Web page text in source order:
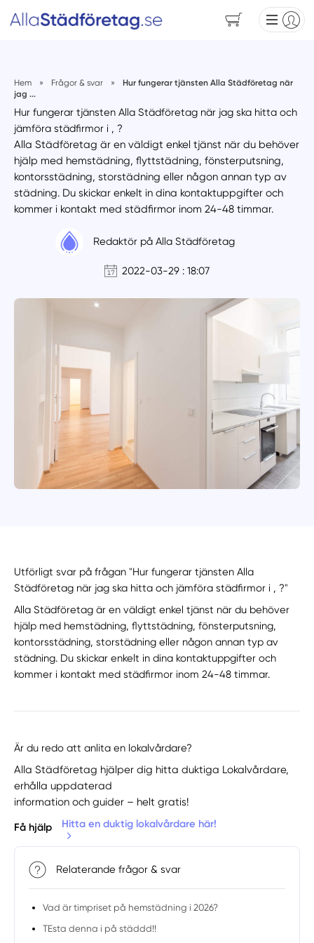
Hem » Frågor & svar »
Hur fungerar tjänsten Alla Städföretag när
jag ...
Hur fungerar tjänsten Alla Städföretag när jag ska hitta och
jämföra städfirmor i , ?
Alla Städföretag är en väldigt enkel tjänst när du behöver
hjälp med hemstädning, flyttstädning, fönsterputsning,
kontorsstädning, storstädning eller någon annan typ av
städning. Du skickar enkelt in dina kontaktuppgifter och
kommer i kontakt med städfirmor inom 24-48 timmar.
Redaktör på Alla Städföretag
2022-03-29 : 18:07
Utförligt svar på frågan "Hur fungerar tjänsten Alla
Städföretag när jag ska hitta och jämföra städfirmor i , ?"
Alla Städföretag är en väldigt enkel tjänst när du behöver
hjälp med hemstädning, flyttstädning, fönsterputsning,
kontorsstädning, storstädning eller någon annan typ av
städning. Du skickar enkelt in dina kontaktuppgifter och
kommer i kontakt med städfirmor inom 24-48 timmar.
Är du redo att anlita en lokalvårdare?
Alla Städföretag hjälper dig hitta duktiga Lokalvårdare,
erhålla uppdaterad
information och guider – helt gratis!
Få hjälp Hitta en duktig lokalvårdare här!
Relaterande frågor & svar
Vad är timpriset på hemstädning i 2026?
TEsta denna i på städdd!!